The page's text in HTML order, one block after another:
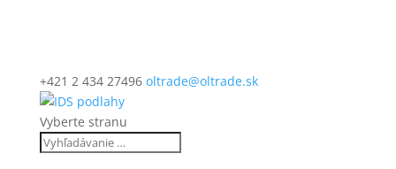
+421 2 434 27496 oltrade@oltrade.sk
Vyberte stranu